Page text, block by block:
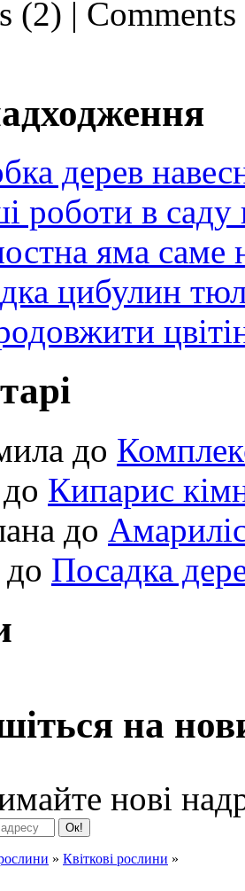
(2) |
дерев
роботи в саду
яма саме
цибулин
до
до Кипарис
до
до Посадка
на
нові
» Квіткові рослини »